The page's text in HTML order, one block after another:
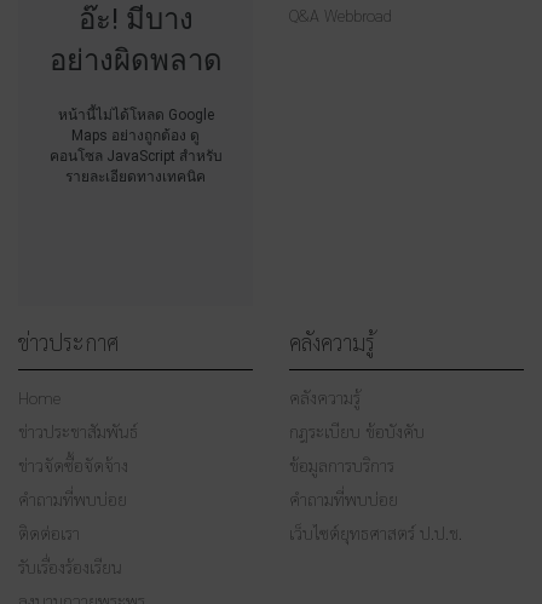
อ๊ะ! มีบาง
อย่างผิดพลาด
หน้านี้ไม่ได้โหลด Google
Maps อย่างถูกต้อง ดู
คอนโซล JavaScript สำหรับ
รายละเอียดทางเทคนิค
Q&A Webbroad
ข่าวประกาศ
Home
ข่าวประชาสัมพันธ์
ข่าวจัดซื้อจัดจ้าง
คำถามที่พบบ่อย
ติดต่อเรา
รับเรื่องร้องเรียน
คลังความรู้
คลังความรู้
กฎระเบียบ ข้อบังคับ
ข้อมูลการบริการ
คำถามที่พบบ่อย
เว็บไซต์ยุทธศาสตร์ ป.ป.ช.